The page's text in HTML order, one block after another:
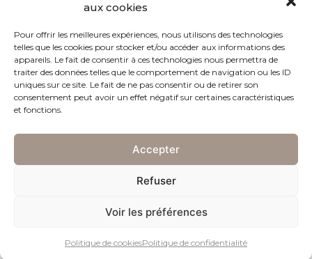
aux cookies
Pour offrir les meilleures expériences, nous utilisons des technologies
telles que les cookies pour stocker et/ou accéder aux informations des
appareils. Le fait de consentir à ces technologies nous permettra de
traiter des données telles que le comportement de navigation ou les ID
uniques sur ce site. Le fait de ne pas consentir ou de retirer son
consentement peut avoir un effet négatif sur certaines caractéristiques
et fonctions.
Accepter
Refuser
Voir les préférences
Politique de cookiesPolitique de confidentialité
Politique de confidentialité Politique de cookies (UE)
Instagram
LinkedIn
YouTube